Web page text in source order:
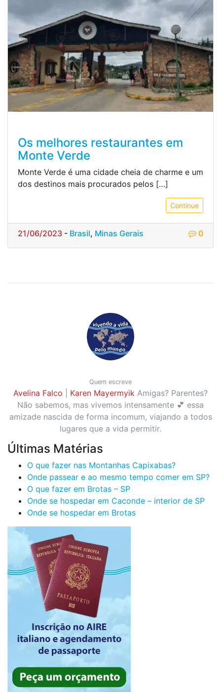
Os melhores restaurantes em
Monte Verde
Monte Verde é uma cidade cheia de charme e um
dos destinos mais procurados pelos […]
Continue
21/06/2023 - Brasil, Minas Gerais 0
Quem escreve
Avelina Falco Karen Mayermyik Amigas? Parentes?
Não sabemos, mas vivemos intensamente 💕 essa
amizade nascida de forma incomum, viajando a todos
lugares que a vida permitir.
Últimas Matérias
O que fazer nas Montanhas Capixabas?
Onde passear e ao mesmo tempo comer em SP?
O que fazer em Brotas – SP
Onde se hospedar em Caconde – interior de SP
Onde se hospedar em Brotas